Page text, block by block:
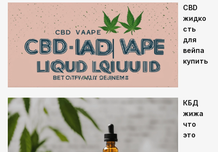
CBD
жидко
сть
для
вейпа
купить
КБД
жижа
что
это